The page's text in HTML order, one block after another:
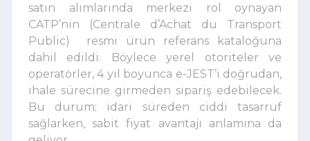
satın alımlarında merkezi rol oynayan
CATP’nin (Centrale d’Achat du Transport
Public) resmi ürün referans kataloğuna
dahil edildi. Böylece yerel otoriteler ve
operatörler, 4 yıl boyunca e-JEST’i doğrudan,
ihale sürecine girmeden sipariş edebilecek.
Bu durum; idari süreden ciddi tasarruf
sağlarken, sabit fiyat avantajı anlamına da